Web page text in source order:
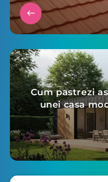
Cum pastrezi
unei casa